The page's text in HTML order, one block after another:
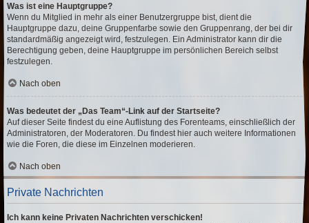
Was ist eine Hauptgruppe?
Wenn du Mitglied in mehr als einer Benutzergruppe bist, dient die
Hauptgruppe dazu, deine Gruppenfarbe sowie den Gruppenrang, der bei dir
standardmäßig angezeigt wird, festzulegen. Ein Administrator kann dir die
Berechtigung geben, deine Hauptgruppe im persönlichen Bereich selbst
festzulegen.
Nach oben
Was bedeutet der „Das Team“-Link auf der Startseite?
Auf dieser Seite findest du eine Auflistung des Forenteams, einschließlich der
Administratoren, der Moderatoren. Du findest hier auch weitere Informationen
wie die Foren, die diese im Einzelnen moderieren.
Nach oben
Private Nachrichten
Ich kann keine Privaten Nachrichten verschicken!